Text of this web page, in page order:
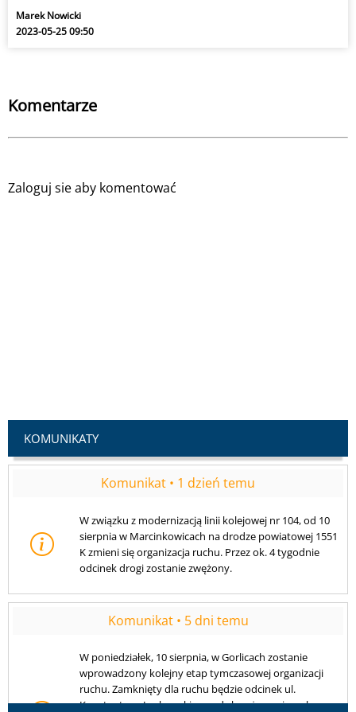
Marek Nowicki
2023-05-25 09:50
Komentarze
Zaloguj sie aby komentować
KOMUNIKATY
Komunikat • 5 dni temu
W poniedziałek, 10 sierpnia, w Gorlicach zostanie
wprowadzony kolejny etap tymczasowej organizacji
ruchu. Zamknięty dla ruchu będzie odcinek ul.
Konstantego Laskowskiego od skrzyżowania z ul.
Dodatkowo na skrzyżowaniu ul. Laskowskiego i ul.
Krakowskiej mogą wystąpić utrudnienia. Prosimy o